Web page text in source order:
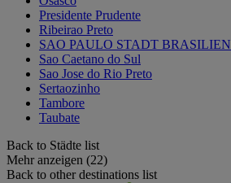
Presidente Prudente
Ribeirao Preto
SAO PAULO STADT BRASILIEN
Sao Caetano do Sul
Sao Jose do Rio Preto
Sertaozinho
Tambore
Taubate
Back to Städte list
Mehr anzeigen (22)
Back to other destinations list